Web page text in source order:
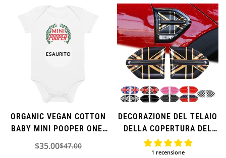
ESAURITO
ORGANIC VEGAN COTTON
BABY MINI POOPER ONE-
Prezzo
$35.00Prezzo
$47.00
DECORAZIONE DEL TELAIO
DELLA COPERTURA DEL
PARAFANGO DEGLI
INDICATORI DI DIREZIONE
1 recensione
Confirm your age
Are you 18 years old or older?